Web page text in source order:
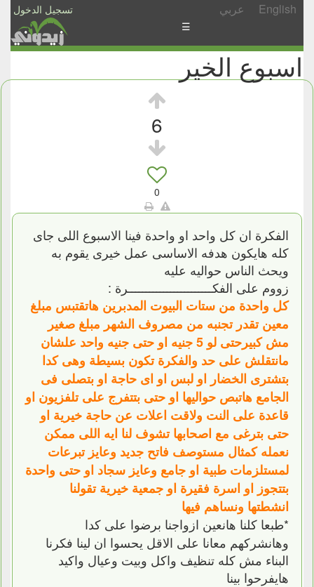
تسجيل الدخول عربي English
الأخبار
الأسئلة
☰
اسبوع الخير
6
0
الفكرة ان كل واحد او واحدة فينا الاسبوع اللى جاى
كله هايكون هدفه الاساسى عمل خيرى يقوم به
ويحث الناس حواليه عليه
زووم على الفكــــــــــــــــــــــــرة :
كل واحدة من ستات البيوت المدبرين هاتقتبس مبلغ
معين تقدر تجنبه من مصروف الشهر مبلغ صغير
مش كبيرحتى لو 5 جنيه او حتى جنيه واحد علشان
مانتقلش على حد والفكرة تكون بسيطة وهى كدا
بتشترى الخضار او لبس او اى حاجة او بتصلى فى
الجامع هاتبص حواليها او حتى بتتفرج على تلفزيون او
قاعدة على النت ولاقت اعلات عن حاجة خيرية او
حتى بترغى مع اصحابها تشوف لنا ايه اللى ممكن
نعمله كمثال مستوصف فاتح جديد وعايز تبرعات
لمستلزمات طبية او جامع وعايز سجاد او حتى واحدة
بتتجوز او اسرة فقيرة او جمعية خيرية تقولنا
انشطتها ونساهم فيها
*طبعا كلنا هانعين ازواجنا برضوا على كدا
وهانشركهم معانا على الاقل يحسوا ان لينا فكرنا
البناء مش كله تنظيف واكل وبيت وعيال واكيد
هايفرحوا بينا